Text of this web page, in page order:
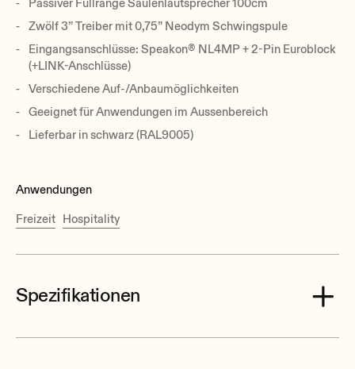
Passiver Fullrange Säulenlautsprecher 100cm
Zwölf 3” Treiber mit 0,75” Neodym Schwingspule
Eingangsanschlüsse: Speakon® NL4MP + 2-Pin Euroblock
(+LINK-Anschlüsse)
Verschiedene Auf-/Anbaumöglichkeiten
Geeignet für Anwendungen im Aussenbereich
Lieferbar in schwarz (RAL9005)
Anwendungen
Freizeit Hospitality
Spezifikationen